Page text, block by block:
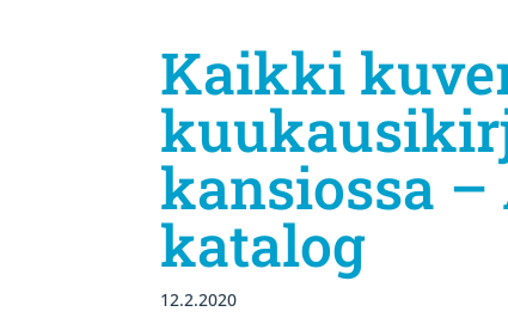
Kaikki
kansiossa
katalog
12.2.2020